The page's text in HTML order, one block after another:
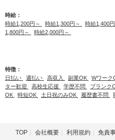
時給：
時給1,200円～
時給1,300円～ 時給1,400
1,800円～
時給2,000円～
特徴：
日払い
週払い 高収入 副業OK Wワーク
ター歓迎
高校生応援 学歴不問 ブランク
OK
時短OK 土日祝のみOK 履歴書不問
TOP 会社概要 利用規約 免責